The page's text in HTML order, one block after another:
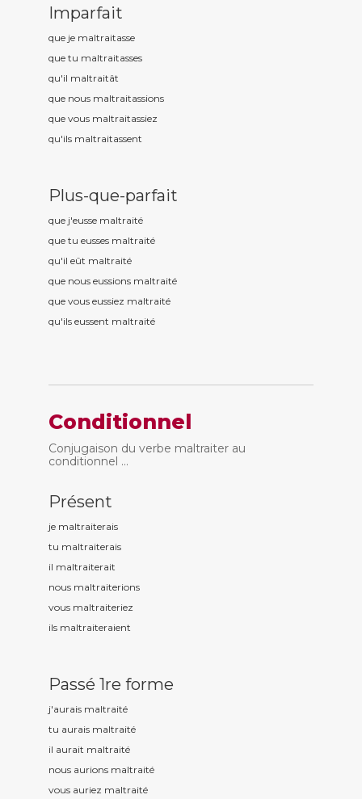
Imparfait
que je maltraitasse
que tu maltraitasses
qu'il maltraitât
que nous maltraitassions
que vous maltraitassiez
qu'ils maltraitassent
Plus-que-parfait
que j'eusse maltraité
que tu eusses maltraité
qu'il eût maltraité
que nous eussions maltraité
que vous eussiez maltraité
qu'ils eussent maltraité
Conditionnel
Conjugaison du verbe maltraiter au
conditionnel ...
Présent
je maltraiterais
tu maltraiterais
il maltraiterait
nous maltraiterions
vous maltraiteriez
ils maltraiteraient
Passé 1re forme
j'aurais maltraité
tu aurais maltraité
il aurait maltraité
nous aurions maltraité
vous auriez maltraité